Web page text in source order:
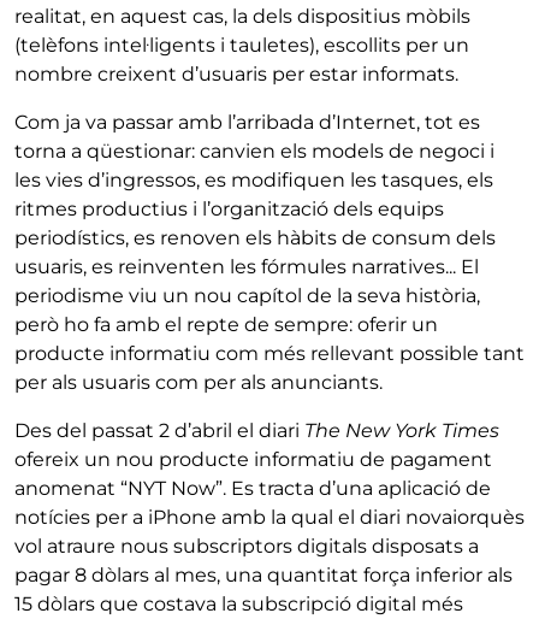
realitat, en aquest cas, la dels dispositius mòbils
(telèfons intel·ligents i tauletes), escollits per un
nombre creixent d’usuaris per estar informats.
Com ja va passar amb l’arribada d’Internet, tot es
torna a qüestionar: canvien els models de negoci i
les vies d’ingressos, es modifiquen les tasques, els
ritmes productius i l’organització dels equips
periodístics, es renoven els hàbits de consum dels
usuaris, es reinventen les fórmules narratives... El
periodisme viu un nou capítol de la seva història,
però ho fa amb el repte de sempre: oferir un
producte informatiu com més rellevant possible tant
per als usuaris com per als anunciants.
Des del passat 2 d’abril el diari The New York Times
ofereix un nou producte informatiu de pagament
anomenat “NYT Now”. Es tracta d’una aplicació de
notícies per a iPhone amb la qual el diari novaiorquès
vol atraure nous subscriptors digitals disposats a
pagar 8 dòlars al mes, una quantitat força inferior als
15 dòlars que costava la subscripció digital més